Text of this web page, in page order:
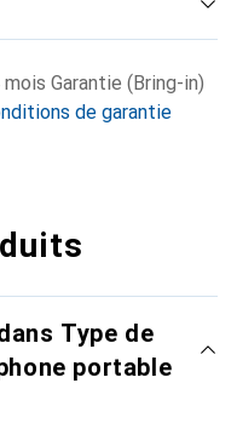
mois Garantie (Bring-in)
de garantie
Type de
portable